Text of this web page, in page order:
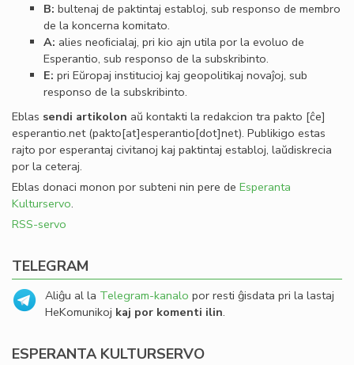
B: bultenaj de paktintaj establoj, sub responso de membro
de la koncerna komitato.
A: alies neoﬁcialaj, pri kio ajn utila por la evoluo de
Esperantio, sub responso de la subskribinto.
E: pri Eŭropaj institucioj kaj geopolitikaj novaĵoj, sub
responso de la subskribinto.
Eblas sendi artikolon aŭ kontakti la redakcion tra pakto [ĉe]
esperantio.net(pakto[at]esperantio[dot]net). Publikigo estas
rajto por esperantaj civitanoj kaj paktintaj establoj, laŭdiskrecia
por la ceteraj.
Eblas donaci monon por subteni nin pere de Esperanta
Kulturservo.
RSS-servo
TELEGRAM
Aliĝu al la Telegram-kanalo por resti ĝisdata pri la lastaj
HeKomunikoj kaj por komenti ilin.
ESPERANTA KULTURSERVO